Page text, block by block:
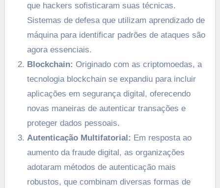
que hackers sofisticaram suas técnicas.
Sistemas de defesa que utilizam aprendizado de
máquina para identificar padrões de ataques são
agora essenciais.
Blockchain: Originado com as criptomoedas, a
tecnologia blockchain se expandiu para incluir
aplicações em segurança digital, oferecendo
novas maneiras de autenticar transações e
proteger dados pessoais.
Autenticação Multifatorial: Em resposta ao
aumento da fraude digital, as organizações
adotaram métodos de autenticação mais
robustos, que combinam diversas formas de